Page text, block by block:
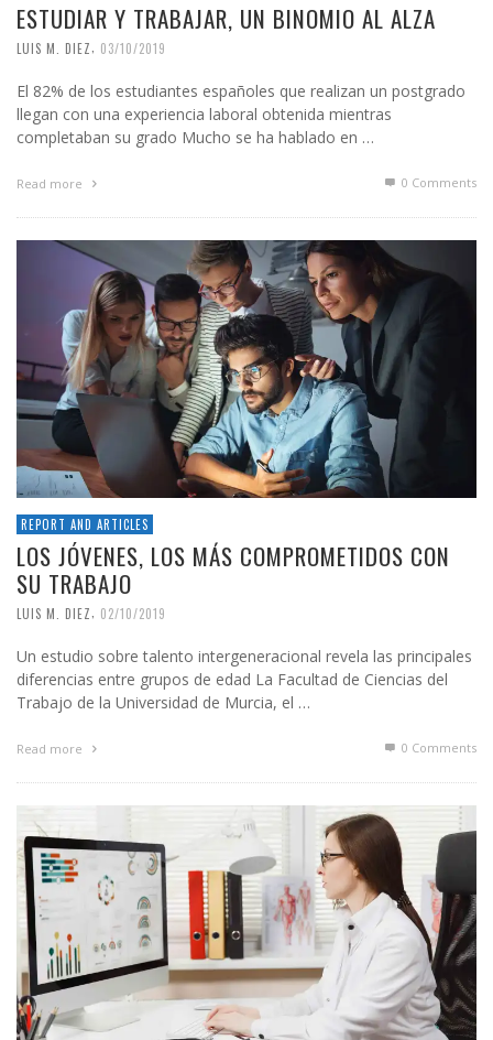
ESTUDIAR Y TRABAJAR, UN BINOMIO AL ALZA
LUIS M. DIEZ, 03/10/2019
El 82% de los estudiantes españoles que realizan un postgrado
llegan con una experiencia laboral obtenida mientras
completaban su grado Mucho se ha hablado en …
Read more 0 Comments
REPORT AND ARTICLES
LOS JÓVENES, LOS MÁS COMPROMETIDOS CON
SU TRABAJO
LUIS M. DIEZ, 02/10/2019
Un estudio sobre talento intergeneracional revela las principales
diferencias entre grupos de edad La Facultad de Ciencias del
Trabajo de la Universidad de Murcia, el …
Read more 0 Comments